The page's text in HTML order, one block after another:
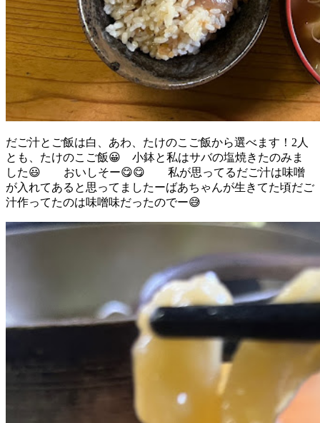
だご汁とご飯は白、あわ、たけのこご飯から選べます！2人
とも、たけのこご飯😀 小鉢と私はサバの塩焼きたのみま
した😃 おいしそー😋😋 私が思ってるだご汁は味噌
が入れてあると思ってましたーばあちゃんが生きてた頃だご
汁作ってたのは味噌味だったのでー😅